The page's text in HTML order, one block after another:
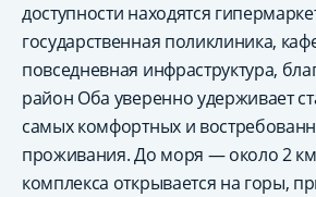
доступности находятся
государственная поликлиника,
повседневная инфраструктура,
район Оба уверенно удерживает
самых комфортных и
проживания. До моря — около 2
комплекса открывается на горы,